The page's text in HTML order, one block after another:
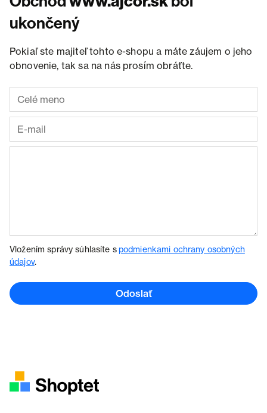
ukončený
Pokiaľ ste majiteľ tohto e-shopu a máte záujem o jeho
obnovenie, tak sa na nás prosím obráťte.
Vložením správy súhlasíte spodmienkami ochrany osobných
údajov.
Odoslať